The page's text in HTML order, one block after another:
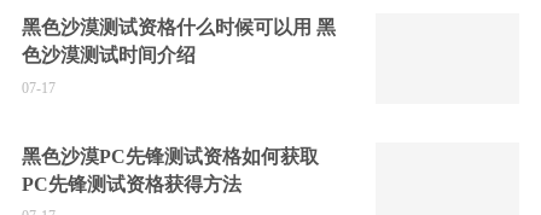
黑色沙漠测试资格什么时候可以用 黑
色沙漠测试时间介绍
07-17
黑色沙漠PC先锋测试资格如何获取
PC先锋测试资格获得方法